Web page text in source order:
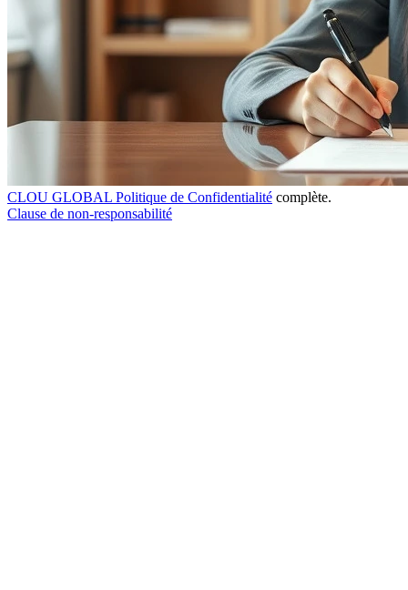
CLOU GLOBAL Politique de Confidentialité complète.
Clause de non-responsabilité